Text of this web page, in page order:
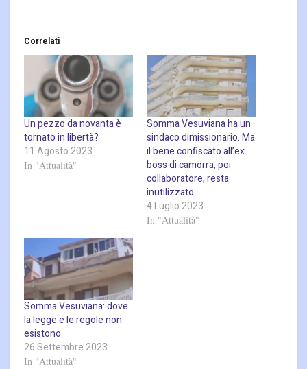
Correlati
Un pezzo da novanta è
tornato in libertà?
11 Agosto 2023
In "Attualità"
Somma Vesuviana ha un
sindaco dimissionario. Ma
il bene confiscato all’ex
boss di camorra, poi
collaboratore, resta
inutilizzato
4 Luglio 2023
In "Attualità"
Somma Vesuviana: dove
la legge e le regole non
esistono
26 Settembre 2023
In "Attualità"